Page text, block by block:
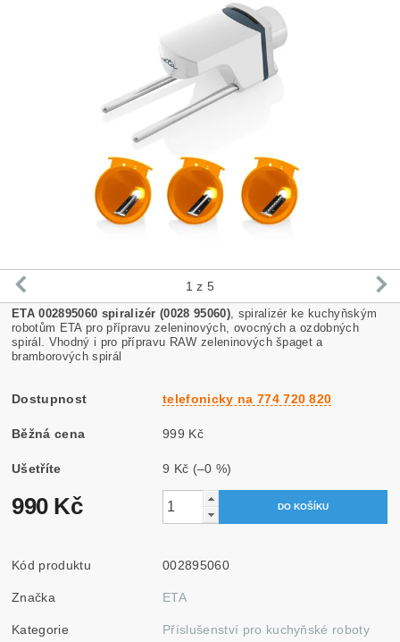
1 z 5
ETA 002895060 spiralizér (0028 95060), spiralizér ke kuchyňským
robotům ETA pro přípravu zeleninových, ovocných a ozdobných
spirál. Vhodný i pro přípravu RAW zeleninových špaget a
bramborových spirál
Dostupnost telefonicky na 774 720 820
Běžná cena 999 Kč
Ušetříte 9 Kč (–0 %)
990 Kč
Kód produktu 002895060
Značka ETA
Kategorie Příslušenství pro kuchyňské roboty